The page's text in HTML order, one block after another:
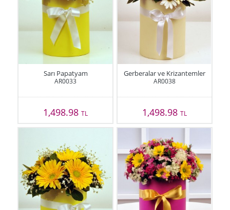
Sarı Papatyam
AR0033
1,498.98TL
Gerberalar ve Krizantemler
AR0038
1,498.98 TL